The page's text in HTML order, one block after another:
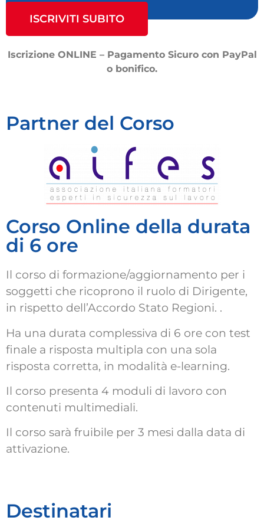
ISCRIVITI SUBITO
Iscrizione ONLINE – Pagamento Sicuro con PayPal
o bonifico.
Partner del Corso
Corso Online della durata
di 6 ore
Il corso di formazione/aggiornamento per i
soggetti che ricoprono il ruolo di Dirigente,
in rispetto dell’Accordo Stato Regioni. .
Ha una durata complessiva di 6 ore con test
finale a risposta multipla con una sola
risposta corretta, in modalità e-learning.
Il corso presenta 4 moduli di lavoro con
contenuti multimediali.
Il corso sarà fruibile per 3 mesi dalla data di
attivazione.
Destinatari